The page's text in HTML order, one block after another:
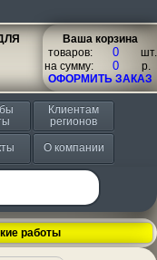
Ваша корзина
товаров:
шт.
на сумму:
p.
ОФОРМИТЬ ЗАКАЗ
Клиентам
регионов
О компании
работы